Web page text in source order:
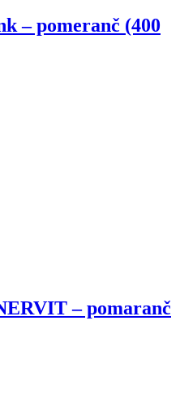
– pomeranč (400
– pomaranč